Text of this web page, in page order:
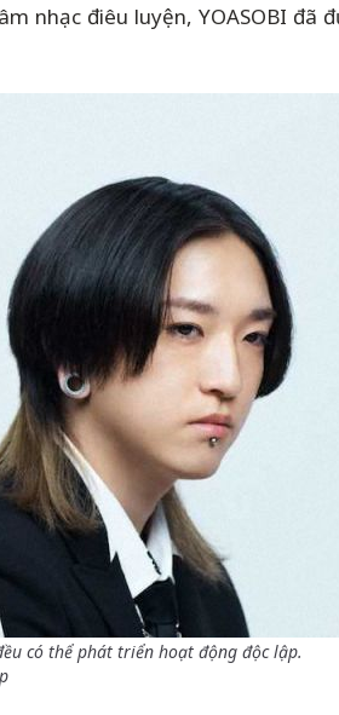
nhạc điêu luyện, YOASOBI đã
có thể phát triển hoạt động độc lập.